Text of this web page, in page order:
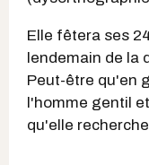
Elle fêtera ses
lendemain de la
Peut-être qu'en
l'homme gentil
qu'elle